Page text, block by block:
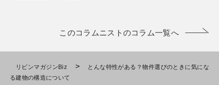
このコラムニストのコラム一覧へ
リビンマガジンBiz >
とんな特性がある？物件選びのときに気にな
る建物の構造について